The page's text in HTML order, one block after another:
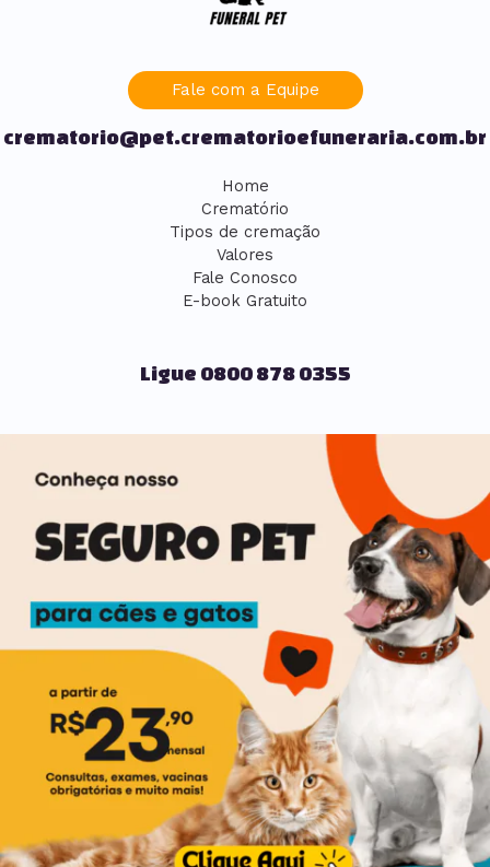
Fale com a Equipe
crematorio@pet.crematorioefuneraria.com.br
Home
Crematório
Tipos de cremação
Valores
Fale Conosco
E-book Gratuito
Ligue 0800 878 0355